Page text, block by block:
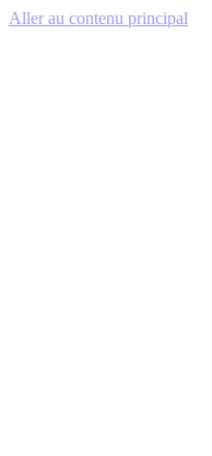
Aller au contenu principal